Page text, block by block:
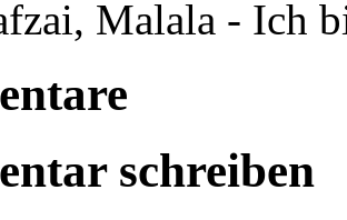
Malala - Ich
schreiben